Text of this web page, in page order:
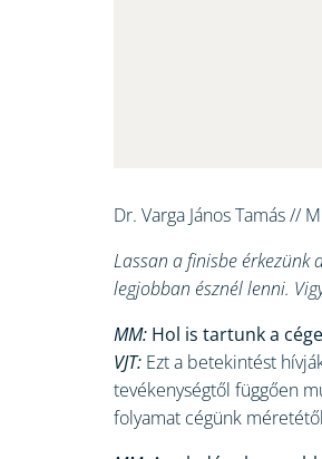
Dr. Varga János Tamás //
Lassan a finisbe érkezünk
legjobban észnél lenni.
MM: Hol is tartunk a
VJT: Ezt a betekintést
tevékenységtől függően
folyamat cégünk